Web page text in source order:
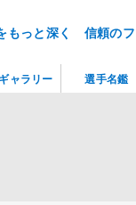
もっと深く 信頼の
ャラリー 選手名鑑